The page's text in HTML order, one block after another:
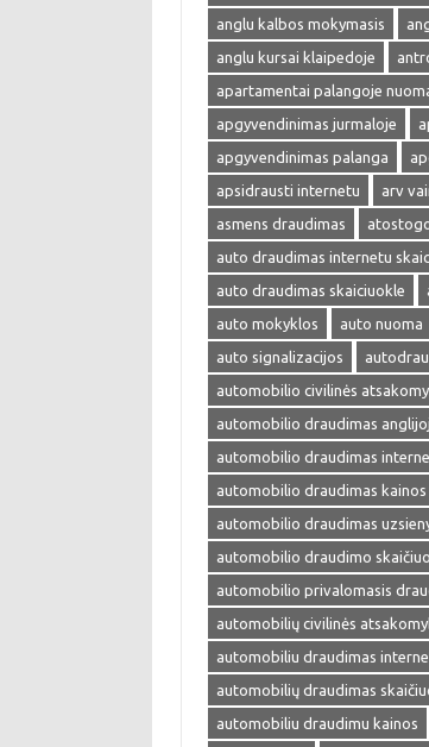
anglu kalbos mokymasis
anglu kursai klaipedoje
apartamentai palangoje
apgyvendinimas jurmaloje
apgyvendinimas palanga
apsidrausti internetu
arv
asmens draudimas
auto draudimas internetu
auto draudimas skaiciuokle
auto mokyklos
auto nuoma
auto signalizacijos
automobilio civilinės
automobilio draudimas
automobilio draudimas
automobilio draudimas kainos
automobilio draudimas
automobilio draudimo
automobilio privalomasis
automobilių civilinės
automobiliu draudimas
automobilių draudimas
automobiliu draudimu kainos